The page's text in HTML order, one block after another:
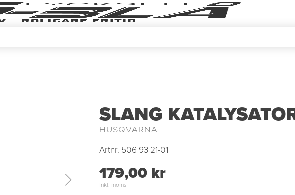
SLANG
HUSQVARNA
Artnr. 506 93 21-01
179,00 kr
Inkl. moms